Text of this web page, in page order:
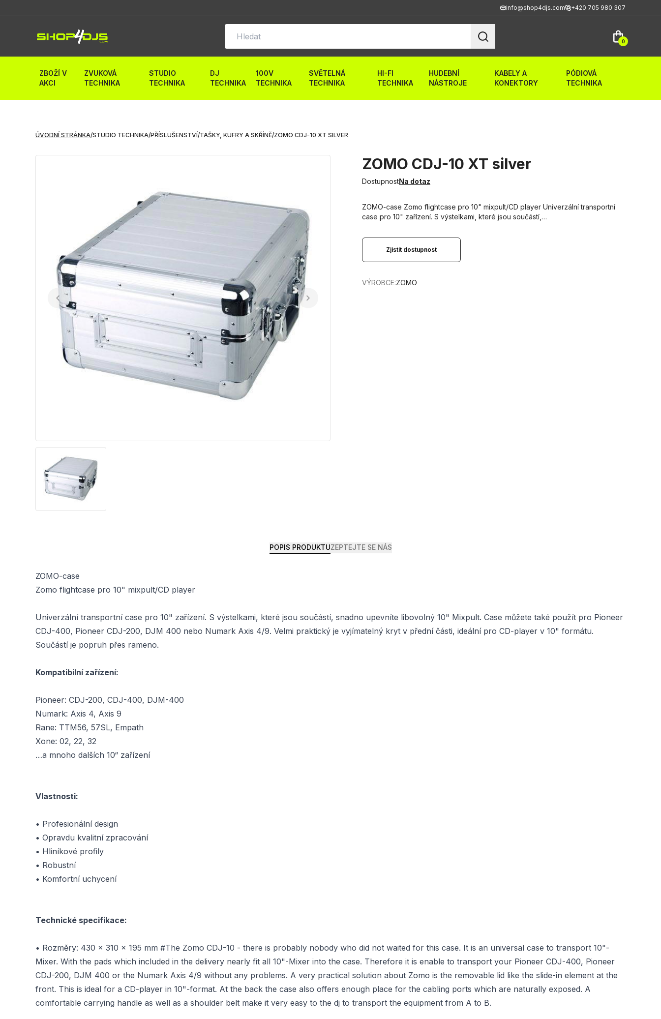
info@shop4djs.com +420 705 980 307
0
ZBOŽÍ V
AKCI
ZVUKOVÁ
TECHNIKA
STUDIO
TECHNIKA
DJ
TECHNIKA
100V
TECHNIKA
SVĚTELNÁ
TECHNIKA
HI-FI
TECHNIKA
HUDEBNÍ
NÁSTROJE
KABELY A
KONEKTORY
PÓDIOVÁ
TECHNIKA
ÚVODNÍ STRÁNKA/STUDIO TECHNIKA/PŘÍSLUŠENSTVÍ/TAŠKY, KUFRY A SKŘÍNĚ/ZOMO CDJ-10 XT SILVER
ZOMO CDJ-10 XT silver
DostupnostNa dotaz
ZOMO-case Zomo flightcase pro 10" mixpult/CD player Univerzální transportní
case pro 10" zařízení. S výstelkami, které jsou součástí,…
Zjistit dostupnost
VÝROBCE:ZOMO
POPIS PRODUKTUZEPTEJTE SE NÁS
ZOMO-case
Zomo flightcase pro 10" mixpult/CD player
Univerzální transportní case pro 10" zařízení. S výstelkami, které jsou součástí, snadno upevníte libovolný 10" Mixpult. Case můžete také použít pro Pioneer
CDJ-400, Pioneer CDJ-200, DJM 400 nebo Numark Axis 4/9. Velmi praktický je vyjímatelný kryt v přední části, ideální pro CD-player v 10" formátu.
Součástí je popruh přes rameno.
Kompatibilní zařízení:
Pioneer: CDJ-200, CDJ-400, DJM-400
Numark: Axis 4, Axis 9
Rane: TTM56, 57SL, Empath
Xone: 02, 22, 32
…a mnoho dalších 10“ zařízení
Vlastnosti:
• Profesionální design
• Opravdu kvalitní zpracování
• Hliníkové profily
• Robustní
• Komfortní uchycení
Technické specifikace:
• Rozměry: 430 x 310 x 195 mm #The Zomo CDJ-10 - there is probably nobody who did not waited for this case. It is an universal case to transport 10"-
Mixer. With the pads which included in the delivery nearly fit all 10"-Mixer into the case. Therefore it is enable to transport your Pioneer CDJ-400, Pioneer
CDJ-200, DJM 400 or the Numark Axis 4/9 without any problems. A very practical solution about Zomo is the removable lid like the slide-in element at the
front. This is ideal for a CD-player in 10"-format. At the back the case also offers enough place for the cabling ports which are naturally exposed. A
comfortable carrying handle as well as a shoulder belt make it very easy to the dj to transport the equipment from A to B.